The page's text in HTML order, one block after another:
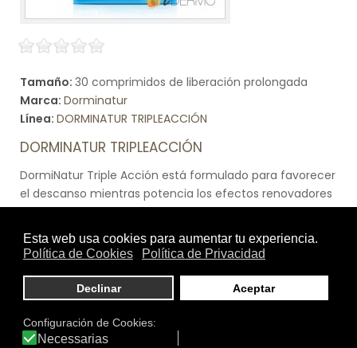
Tamaño: 30 comprimidos de liberación prolongada
Marca: Dorminatur
Línea: DORMINATUR TRIPLEACCIÓN
DORMINATUR TRIPLEACCIÓN
DormiNatur Triple Acción está formulado para favorecer
el descanso mientras potencia los efectos renovadores
del sueño. Triple acción: -Inducción al sueño Renovación
física y favorece la función cognitiva: se libera ginkgo
biloba, vitaminas B6 y B5 que favorecen la función
retardada de Melatonina